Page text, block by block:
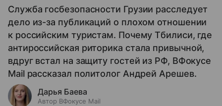
Служба госбезопасности Грузии расследует
дело из-за публикаций о плохом отношении
к российским туристам. Почему Тбилиси, где
антироссийская риторика стала привычной,
вдруг встал на защиту гостей из РФ, ВФокусе
Mail рассказал политолог Андрей Арешев.
Дарья Баева
Автор ВФокусе Mail